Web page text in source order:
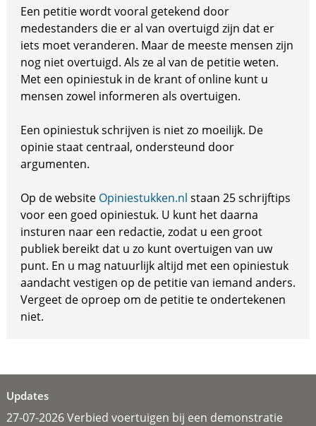
Een petitie wordt vooral getekend door
medestanders die er al van overtuigd zijn dat er
iets moet veranderen. Maar de meeste mensen zijn
nog niet overtuigd. Als ze al van de petitie weten.
Met een opiniestuk in de krant of online kunt u
mensen zowel informeren als overtuigen.
Een opiniestuk schrijven is niet zo moeilijk. De
opinie staat centraal, ondersteund door
argumenten.
Op de website Opiniestukken.nl staan 25 schrijftips
voor een goed opiniestuk. U kunt het daarna
insturen naar een redactie, zodat u een groot
publiek bereikt dat u zo kunt overtuigen van uw
punt. En u mag natuurlijk altijd met een opiniestuk
aandacht vestigen op de petitie van iemand anders.
Vergeet de oproep om de petitie te ondertekenen
niet.
Updates
27-07-2026 Verbied voertuigen bij een demonstratie